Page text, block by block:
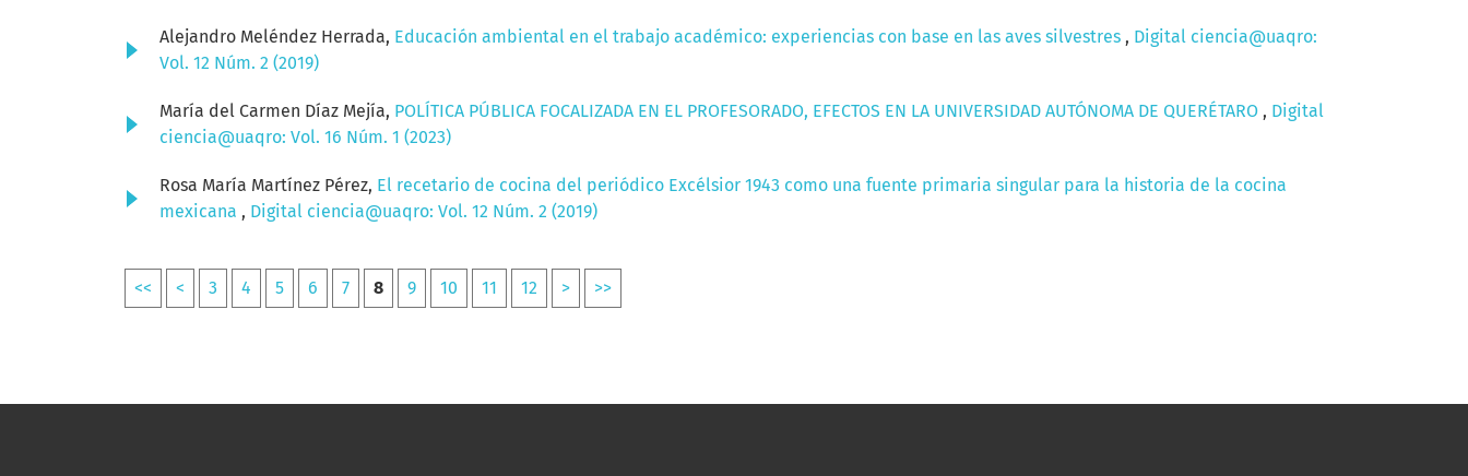
Alejandro Meléndez Herrada, Educación ambiental en el trabajo académico: experiencias con base en las aves silvestres , Digital ciencia@uaqro:
Vol. 12 Núm. 2 (2019)
María del Carmen Díaz Mejía, POLÍTICA PÚBLICA FOCALIZADA EN EL PROFESORADO, EFECTOS EN LA UNIVERSIDAD AUTÓNOMA DE QUERÉTARO , Digital
ciencia@uaqro: Vol. 16 Núm. 1 (2023)
Rosa María Martínez Pérez, El recetario de cocina del periódico Excélsior 1943 como una fuente primaria singular para la historia de la cocina
mexicana , Digital ciencia@uaqro: Vol. 12 Núm. 2 (2019)
<< < 3 4 5 6 7 8 9 10 11 12 > >>